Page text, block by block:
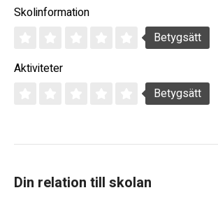
Skolinformation
Betygsätt
Aktiviteter
Betygsätt
Din relation till skolan